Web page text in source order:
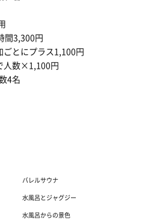
間3,300円
ごとにプラス1,100円
人数×1,100円
4名
バレルサウナ
水風呂とジャグジー
水風呂からの景色